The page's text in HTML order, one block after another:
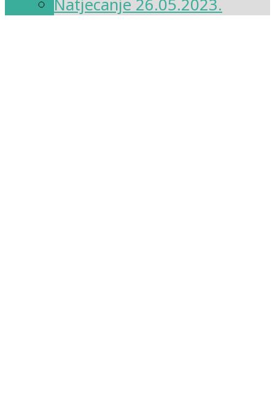
Natjecanje 26.05.2023.